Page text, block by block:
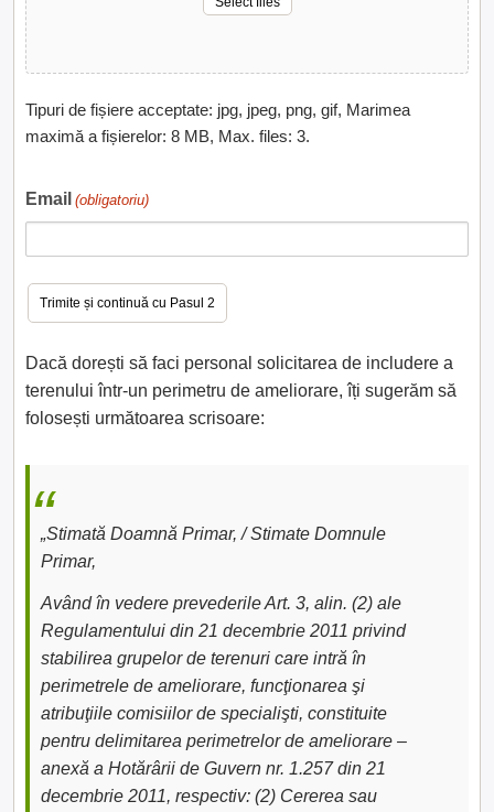
Tipuri de fișiere acceptate: jpg, jpeg, png, gif, Marimea
maximă a fișierelor: 8 MB, Max. files: 3.
Email (obligatoriu)
Dacă dorești să faci personal solicitarea de includere a
terenului într-un perimetru de ameliorare, îți sugerăm să
folosești următoarea scrisoare:
„Stimată Doamnă Primar, / Stimate Domnule
Primar,
Având în vedere prevederile Art. 3, alin. (2) ale
Regulamentului din 21 decembrie 2011 privind
stabilirea grupelor de terenuri care intră în
perimetrele de ameliorare, funcţionarea şi
atribuţiile comisiilor de specialişti, constituite
pentru delimitarea perimetrelor de ameliorare –
anexă a Hotărârii de Guvern nr. 1.257 din 21
decembrie 2011, respectiv: (2) Cererea sau